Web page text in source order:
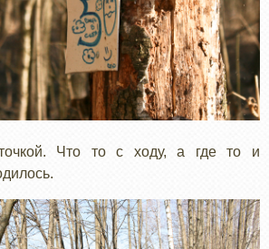
Что то с ходу, а где то и